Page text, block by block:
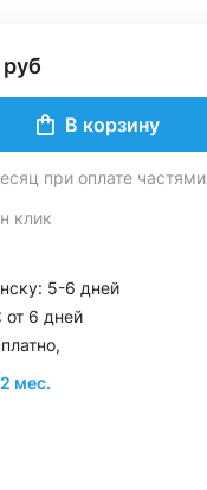
руб
В корзину
при оплате частями
клик
5-6 дней
от 6 дней
мес.